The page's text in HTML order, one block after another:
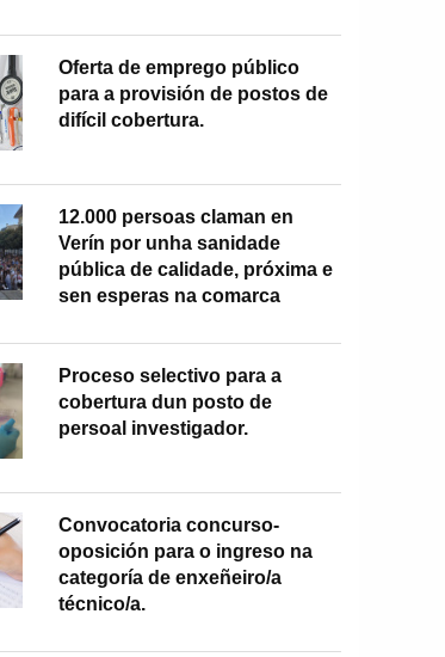
Oferta de emprego público
para a provisión de postos de
difícil cobertura.
12.000 persoas claman en
Verín por unha sanidade
pública de calidade, próxima e
sen esperas na comarca
Proceso selectivo para a
cobertura dun posto de
persoal investigador.
Convocatoria concurso-
oposición para o ingreso na
categoría de enxeñeiro/a
técnico/a.